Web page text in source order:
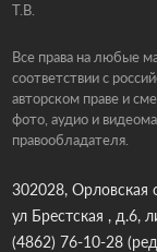
Т.В.
Все права на любые
соответствии с
авторском праве и
фото, аудио и
правообладателя.
302028, Орловская
ул Брестская , д.6,
(4862) 76-10-28